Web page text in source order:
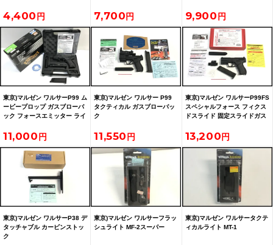
4,400 7,700 9,900
東京)マルゼン ワルサーP99 ム
ービープロップ ガスブローバ
ック フォースエミッター ライ
11,000
東京)マルゼン ワルサー P99
タクティカル ガスブローバッ
ク
11,550
東京)マルゼン ワルサーP99FS
スペシャルフォース フィクス
ドスライド 固定スライドガス
13,200
東京)マルゼン ワルサーP38 デ
タッチャブル カービンストッ
ク
東京)マルゼン ワルサーフラッ
シュライト MF-2スーパー
東京)マルゼン ワルサータクテ
ィカルライト MT-1